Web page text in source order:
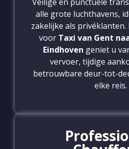
alle grote luchthavens,
zakelijke als privéklanten.
voor Taxi van Gent
Eindhoven geniet u
vervoer, tijdige
betrouwbare deur-tot-
elke reis.